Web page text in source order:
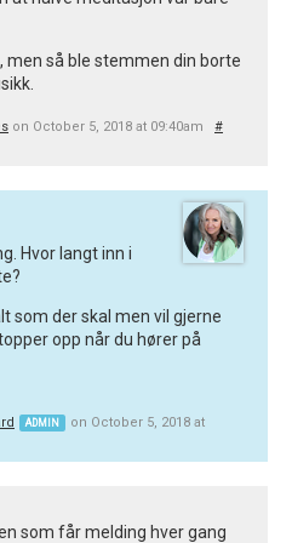
men så ble stemmen din borte
on October 5, 2018 at 09:40am
#
Hvor langt inn i
som der skal men vil gjerne
opp når du hører på
ADMIN
on October 5, 2018 at
som får melding hver gang